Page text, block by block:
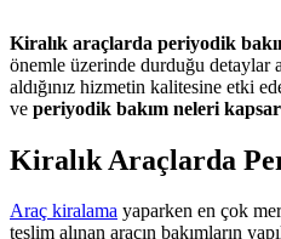
Kiralık araçlarda periyodik
önemle üzerinde durduğu detaylar
aldığınız hizmetin kalitesine etki
ve periyodik bakım neleri kapsar
Kiralık Araçlarda
Araç kiralama yaparken en çok
teslim alınan aracın bakımların